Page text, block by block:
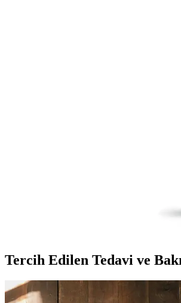
La Roche-Posay Vitamin C10
La Roche-Posay Vitamin C10 Serum,
Kelebek Kese Harem Ipek Yüz
Hakiki koza ipeğinden üretilmiş Kelebek
Akneye Eğilimli Ciltler İçin Yüz
Akneye eğilimli ciltler için uygun yüz
Bath Box Manikür Pedikür ve
Doğal içeriklerle zenginleştirilmiş 100 gr Bath
Akneli Ciltler İçin Yüz Temizleme
Akneli ciltler için uygun yüz temizleme jelleri,
Tercih Edilen Tedavi ve